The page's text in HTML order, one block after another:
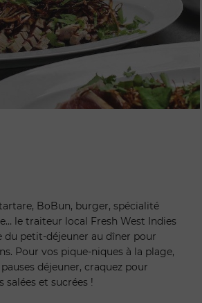
BoBun, burger, spécialité
le traiteur local Fresh West Indies
du petit-déjeuner au dîner pour
Pour vos pique-niques à la plage,
déjeuner, craquez pour
salées et sucrées !